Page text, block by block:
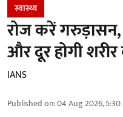
स्वास्थ्य
रोज करें
और दूर होगी
IANS
Published on:04 Aug 2026, 5:30